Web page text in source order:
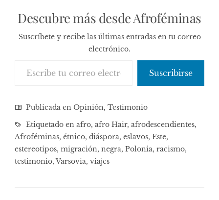
Descubre más desde Afroféminas
Suscríbete y recibe las últimas entradas en tu correo
electrónico.
Suscribirse
Publicada en Opinión, Testimonio
Etiquetado en afro, afro Hair, afrodescendientes,
Afroféminas, étnico, diáspora, eslavos, Este,
estereotipos, migración, negra, Polonia, racismo,
testimonio,Varsovia, viajes